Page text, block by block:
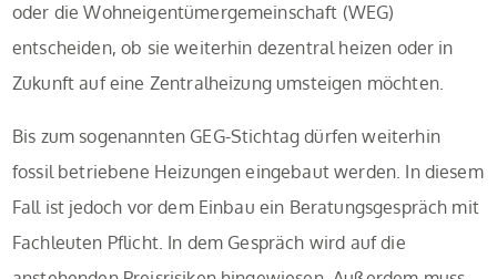
oder die Wohneigentümergemeinschaft (WEG)
entscheiden, ob sie weiterhin dezentral heizen oder in
Zukunft auf eine Zentralheizung umsteigen möchten.
Bis zum sogenannten GEG-Stichtag dürfen weiterhin
fossil betriebene Heizungen eingebaut werden. In diesem
Fall ist jedoch vor dem Einbau ein Beratungsgespräch mit
Fachleuten Pflicht. In dem Gespräch wird auf die